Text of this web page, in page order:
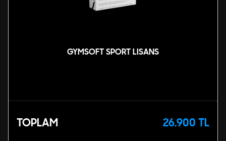
GYMSOFT SPORT LISANS
TOPLAM 26.900 TL